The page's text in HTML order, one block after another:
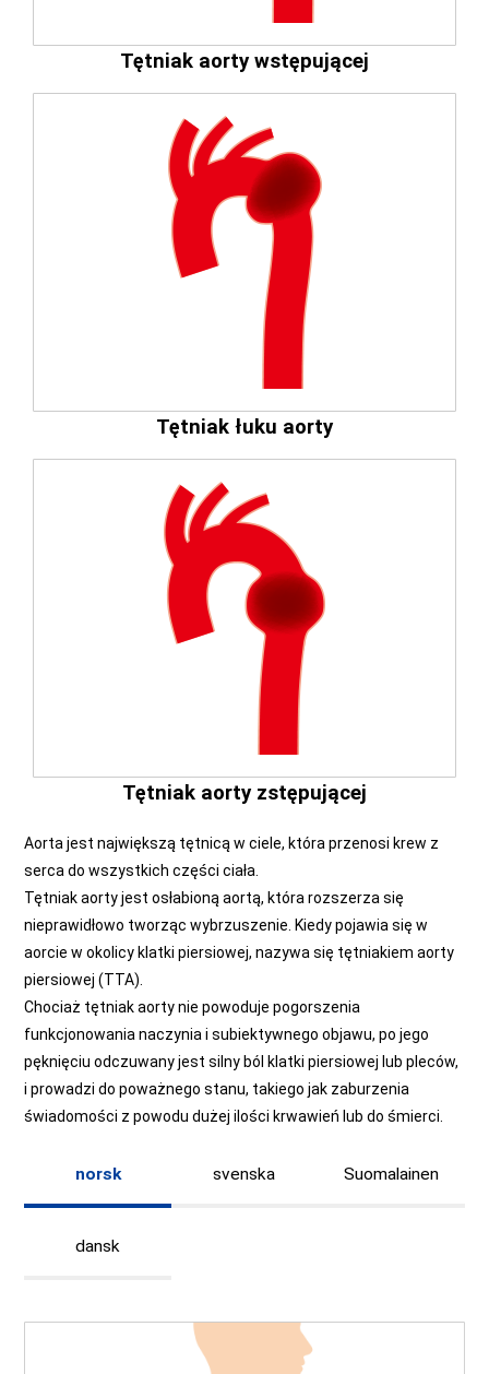
Tętniak aorty wstępującej
Tętniak łuku aorty
Tętniak aorty zstępującej
Aorta jest największą tętnicą w ciele, która przenosi krew z
serca do wszystkich części ciała.
Tętniak aorty jest osłabioną aortą, która rozszerza się
nieprawidłowo tworząc wybrzuszenie. Kiedy pojawia się w
aorcie w okolicy klatki piersiowej, nazywa się tętniakiem aorty
piersiowej (TTA).
Chociaż tętniak aorty nie powoduje pogorszenia
funkcjonowania naczynia i subiektywnego objawu, po jego
pęknięciu odczuwany jest silny ból klatki piersiowej lub pleców,
i prowadzi do poważnego stanu, takiego jak zaburzenia
świadomości z powodu dużej ilości krwawień lub do śmierci.
norsk svenska Suomalainen
dansk